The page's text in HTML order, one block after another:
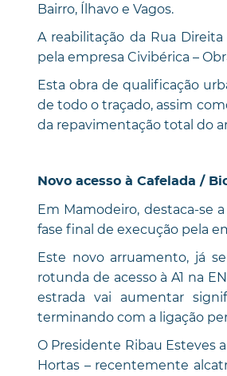
Bairro, Ílhavo e Vagos.
A reabilitação da Rua
pela empresa Civibérica –
Esta obra de qualificação
de todo o traçado, assim
da repavimentação total do
Novo acesso à Cafelada /
Em Mamodeiro, destaca-se
fase final de execução pela
Este novo arruamento, já
rotunda de acesso à A1 na
estrada vai aumentar
terminando com a ligação
O Presidente Ribau Esteves
Hortas – recentemente